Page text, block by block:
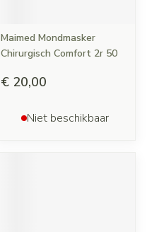
Maimed Mondmasker
Chirurgisch Comfort 2r 50
€ 20,00
Niet beschikbaar